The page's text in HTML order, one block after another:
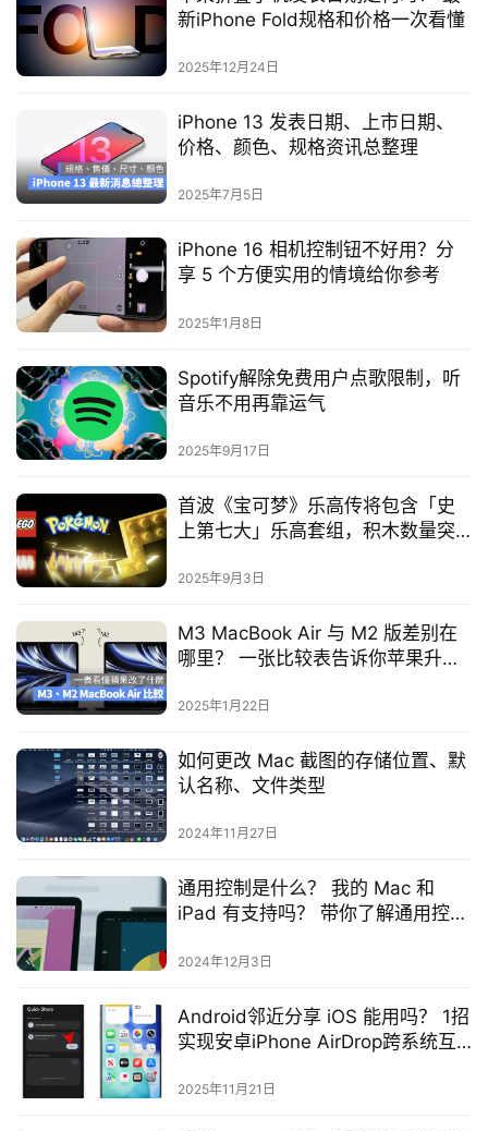
新iPhone Fold规格和价格一次看懂
2025年12月24日
iPhone 13 发表日期、上市日期、
价格、颜色、规格资讯总整理
2025年7月5日
iPhone 16 相机控制钮不好用？分
享 5 个方便实用的情境给你参考
2025年1月8日
Spotify解除免费用户点歌限制，听
音乐不用再靠运气
2025年9月17日
首波《宝可梦》乐高传将包含「史
上第七大」乐高套组，积木数量突
2025年9月3日
M3 MacBook Air 与 M2 版差别在
哪里？ 一张比较表告诉你苹果升级
2025年1月22日
如何更改 Mac 截图的存储位置、默
认名称、文件类型
2024年11月27日
通用控制是什么？ 我的 Mac 和
iPad 有支持吗？ 带你了解通用控制
2024年12月3日
Android邻近分享 iOS 能用吗？ 1招
实现安卓iPhone AirDrop跨系统互
2025年11月21日